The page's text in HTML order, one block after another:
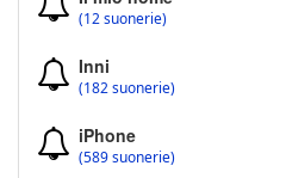
(12 suonerie)
Inni
(182 suonerie)
iPhone
(589 suonerie)